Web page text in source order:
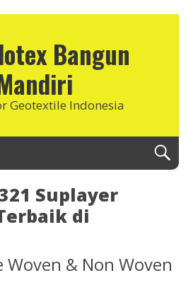
Bangun
Geotextile Indonesia
Suplayer
di
Woven & Non Woven